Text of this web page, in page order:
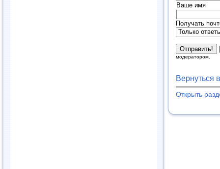
Ваше имя
Получать
модератором.
Вернуться
Открыть